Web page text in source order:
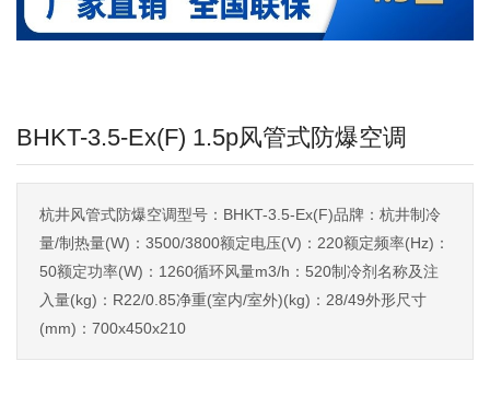
BHKT-3.5-Ex(F) 1.5p风管式防爆空调
杭井风管式防爆空调型号：BHKT-3.5-Ex(F)品牌：杭井制冷
量/制热量(W)：3500/3800额定电压(V)：220额定频率(Hz)：
50额定功率(W)：1260循环风量m3/h：520制冷剂名称及注
入量(kg)：R22/0.85净重(室内/室外)(kg)：28/49外形尺寸
(mm)：700x450x210